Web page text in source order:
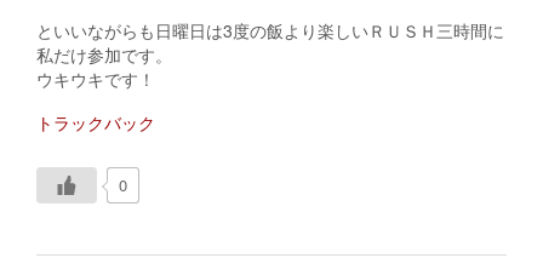
といいながらも日曜日は3度の飯より楽しいＲＵＳＨ三時間に
私だけ参加です。
ウキウキです！
トラックバック
0